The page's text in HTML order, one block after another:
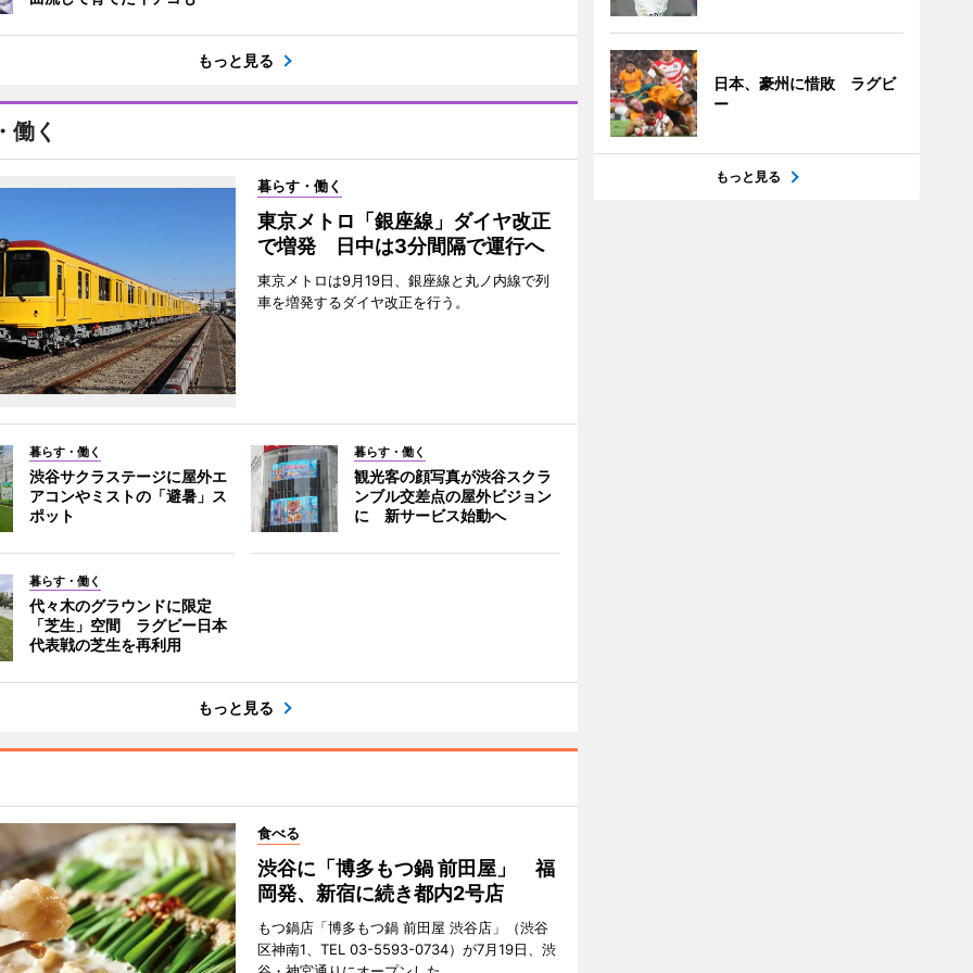
もっと見る
働く
暮らす・働く
東京メトロ「銀座線」ダイヤ改正
で増発 日中は3分間隔で運行へ
東京メトロは9月19日、銀座線と丸ノ内線で列
車を増発するダイヤ改正を行う。
暮らす・働く
渋谷サクラステージに屋外エ
アコンやミストの「避暑」ス
ポット
暮らす・働く
観光客の顔写真が渋谷スクラ
ンブル交差点の屋外ビジョン
に 新サービス始動へ
暮らす・働く
代々木のグラウンドに限定
「芝生」空間 ラグビー日本
代表戦の芝生を再利用
もっと見る
食べる
渋谷に「博多もつ鍋 前田屋」 福
岡発、新宿に続き都内2号店
もつ鍋店「博多もつ鍋 前田屋 渋谷店」（渋谷
区神南1、TEL 03-5593-0734）が7月19日、渋
日本、豪州に惜敗 ラグビ
ー
もっと見る